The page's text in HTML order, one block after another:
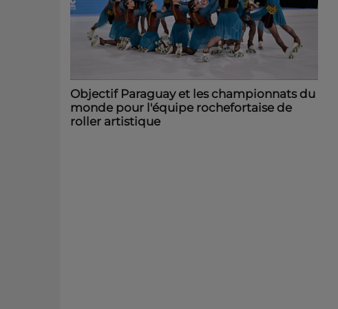
Objectif Paraguay et les championnats du
monde pour l'équipe rochefortaise de
roller artistique